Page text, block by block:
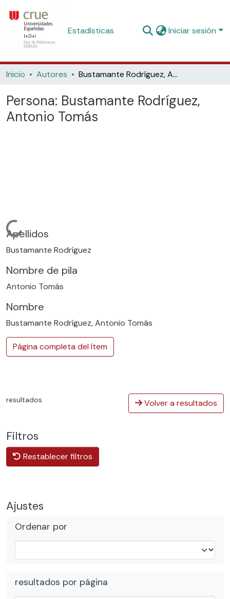
Estadísticas Iniciar sesión
Inicio Autores Bustamante Rodríguez, Antonio Tomás
Persona: Bustamante Rodríguez,
Antonio Tomás
Cargando...
Apellidos
Bustamante Rodríguez
Nombre de pila
Antonio Tomás
Nombre
Bustamante Rodríguez, Antonio Tomás
Página completa del ítem
resultados Volver a resultados
Filtros
Restablecer filtros
Ajustes
Ordenar por
resultados por página